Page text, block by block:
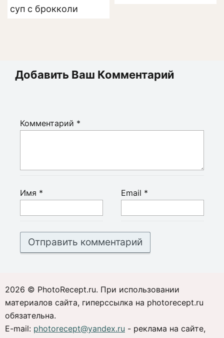
суп с брокколи
Добавить Ваш Комментарий
Комментарий *
Имя * Email *
2026 © PhotoRecept.ru. При использовании
материалов сайта, гиперссылка на photorecept.ru
обязательна.
E-mail: photorecept@yandex.ru - реклама на сайте,